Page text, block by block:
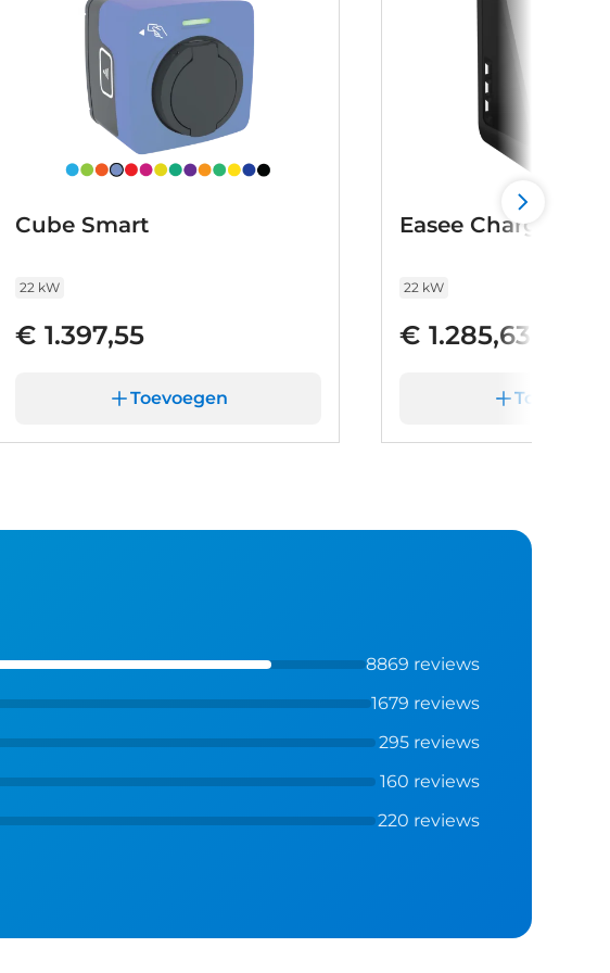
Cube Smart
22 kW
€ 1.397,55
Toevoegen
Easee Charge
22 kW
€ 1.285,63
8869 reviews
1679 reviews
295 reviews
160 reviews
220 reviews